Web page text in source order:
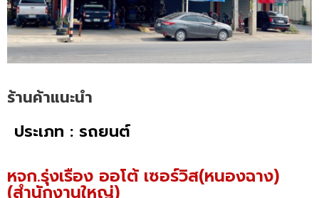
ร้านค้าแนะนำ
ประเภท : รถยนต์
หจก.รุ่งเรือง ออโต้ เซอร์วิส(หนองฉาง)
(สำนักงานใหญ่)